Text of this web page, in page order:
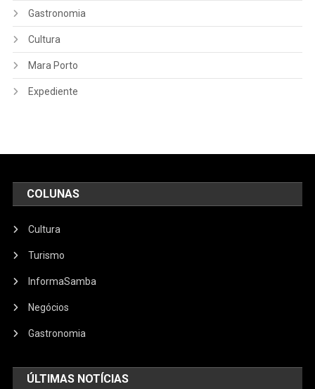
Gastronomia
Cultura
Mara Porto
Expediente
COLUNAS
Cultura
Turismo
InformaSamba
Negócios
Gastronomia
ÚLTIMAS NOTÍCIAS